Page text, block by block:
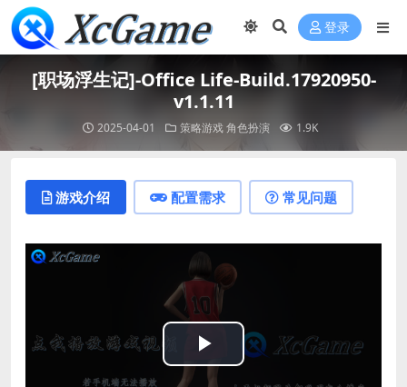
登录
[职场浮生记]-Office Life-Build.17920950-
v1.1.11
2025-04-01 策略游戏 角色扮演 1.9K
游戏介绍 配置需求 常见问题
Play